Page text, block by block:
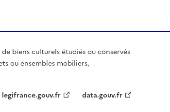
biens culturels étudiés ou conservés
ou ensembles mobiliers,
legifrance.gouv.fr data.gouv.fr